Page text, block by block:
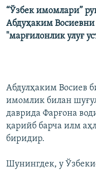
“Ўзбек имомлари”
Абдуҳаким Восиевни
"марғилонлик улуғ
Абдулҳаким Восиев
имомлик билан
даврида Фарғона
қарийб барча илм
биридир.
Шунингдек, у